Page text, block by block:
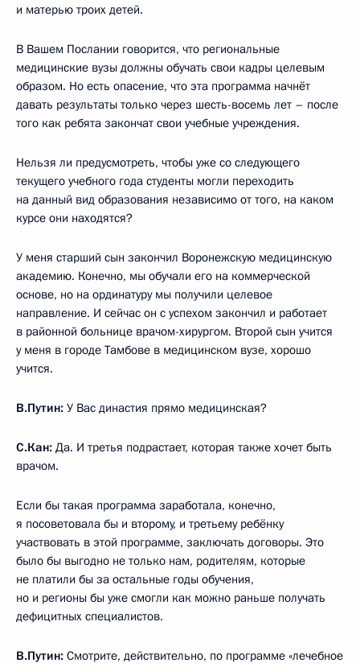
и матерью троих детей.
В Вашем Послании говорится, что региональные
медицинские вузы должны обучать свои кадры целевым
образом. Но есть опасение, что эта программа начнёт
давать результаты только через шесть-восемь лет – после
того как ребята закончат свои учебные учреждения.
Нельзя ли предусмотреть, чтобы уже со следующего
текущего учебного года студенты могли переходить
на данный вид образования независимо от того, на каком
курсе они находятся?
У меня старший сын закончил Воронежскую медицинскую
академию. Конечно, мы обучали его на коммерческой
основе, но на ординатуру мы получили целевое
направление. И сейчас он с успехом закончил и работает
в районной больнице врачом-хирургом. Второй сын учится
у меня в городе Тамбове в медицинском вузе, хорошо
учится.
В.Путин: У Вас династия прямо медицинская?
С.Кан: Да. И третья подрастает, которая также хочет быть
врачом.
Если бы такая программа заработала, конечно,
я посоветовала бы и второму, и третьему ребёнку
участвовать в этой программе, заключать договоры. Это
было бы выгодно не только нам, родителям, которые
не платили бы за остальные годы обучения,
но и регионы бы уже смогли как можно раньше получать
дефицитных специалистов.
В.Путин: Смотрите, действительно, по программе «лечебное